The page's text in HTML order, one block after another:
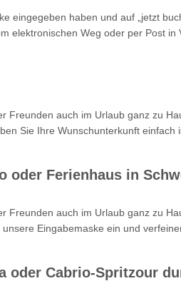
eingegeben haben und auf „jetzt
elektronischen Weg oder per Post in
Freunden auch im Urlaub ganz zu
Sie Ihre Wunschunterkunft
oder Ferienhaus in
Freunden auch im Urlaub ganz zu
Eingabemaske ein und
Cabrio-Spritzour